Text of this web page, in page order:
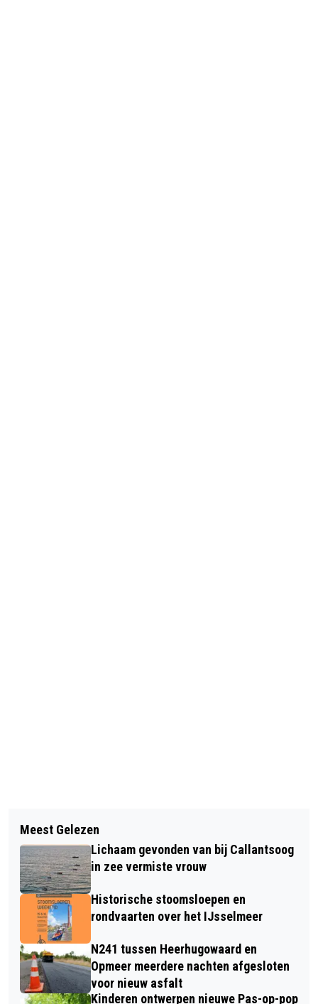
INSCHRIJVING 46E GROET UIT
SCHOORL RUN GESTART
TWEE AUTOBRANDEN IN ALKMAAR IN
ÉÉN NACHT
Meest Gelezen
Lichaam gevonden van bij Callantsoog
in zee vermiste vrouw
Historische stoomsloepen en
rondvaarten over het IJsselmeer
N241 tussen Heerhugowaard en
Opmeer meerdere nachten afgesloten
voor nieuw asfalt
Kinderen ontwerpen nieuwe Pas-op-pop